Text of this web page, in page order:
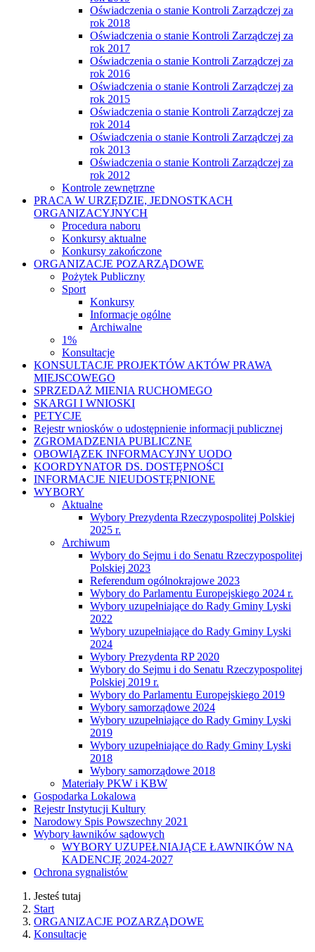
Oświadczenia o stanie Kontroli Zarządczej za
rok 2018
Oświadczenia o stanie Kontroli Zarządczej za
rok 2017
Oświadczenia o stanie Kontroli Zarządczej za
rok 2016
Oświadczenia o stanie Kontroli Zarządczej za
rok 2015
Oświadczenia o stanie Kontroli Zarządczej za
rok 2014
Oświadczenia o stanie Kontroli Zarządczej za
rok 2013
Oświadczenia o stanie Kontroli Zarządczej za
rok 2012
Kontrole zewnętrzne
PRACA W URZĘDZIE, JEDNOSTKACH
ORGANIZACYJNYCH
Procedura naboru
Konkursy aktualne
Konkursy zakończone
ORGANIZACJE POZARZĄDOWE
Pożytek Publiczny
Sport
Konkursy
Informacje ogólne
Archiwalne
1%
Konsultacje
KONSULTACJE PROJEKTÓW AKTÓW PRAWA
MIEJSCOWEGO
SPRZEDAŻ MIENIA RUCHOMEGO
SKARGI I WNIOSKI
PETYCJE
Rejestr wniosków o udostępnienie informacji publicznej
ZGROMADZENIA PUBLICZNE
OBOWIĄZEK INFORMACYJNY UODO
KOORDYNATOR DS. DOSTĘPNOŚCI
INFORMACJE NIEUDOSTĘPNIONE
WYBORY
Aktualne
Wybory Prezydenta Rzeczypospolitej Polskiej
2025 r.
Archiwum
Wybory do Sejmu i do Senatu Rzeczypospolitej
Polskiej 2023
Referendum ogólnokrajowe 2023
Wybory do Parlamentu Europejskiego 2024 r.
Wybory uzupełniające do Rady Gminy Lyski
2022
Wybory uzupełniające do Rady Gminy Lyski
2024
Wybory Prezydenta RP 2020
Wybory do Sejmu i do Senatu Rzeczypospolitej
Polskiej 2019 r.
Wybory do Parlamentu Europejskiego 2019
Wybory samorządowe 2024
Wybory uzupełniające do Rady Gminy Lyski
2019
Wybory uzupełniające do Rady Gminy Lyski
2018
Wybory samorządowe 2018
Materiały PKW i KBW
Gospodarka Lokalowa
Rejestr Instytucji Kultury
Narodowy Spis Powszechny 2021
Wybory ławników sądowych
WYBORY UZUPEŁNIAJĄCE ŁAWNIKÓW NA
KADENCJĘ 2024-2027
Ochrona sygnalistów
Jesteś tutaj
Start
ORGANIZACJE POZARZĄDOWE
Konsultacje